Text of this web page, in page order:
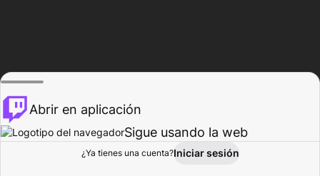
Explorar Actividad
Abrir en aplicación
Sigue usando la web
¿Ya tienes una cuenta?Iniciar sesión